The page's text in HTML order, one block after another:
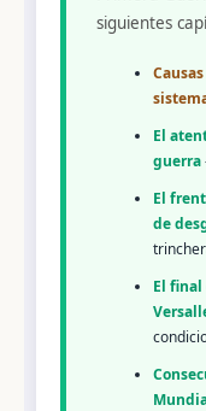
siguientes
El
guerra
El
de
El final